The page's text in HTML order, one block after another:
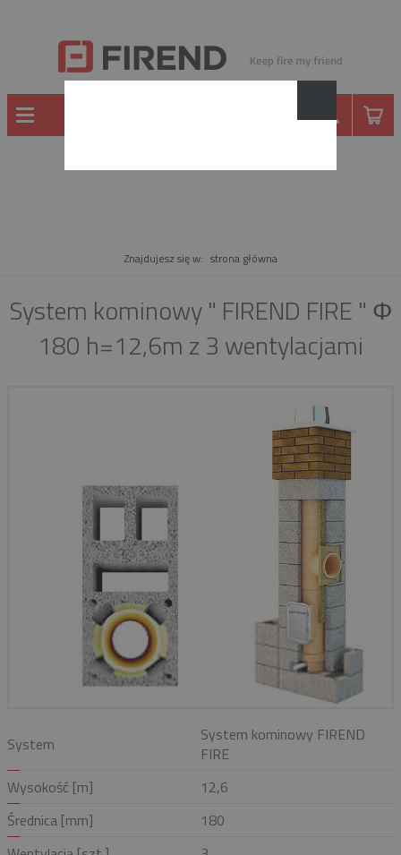
Znajdujesz się w: strona główna
System kominowy " FIREND FIRE " Φ
180 h=12,6m z 3 wentylacjami
System
System kominowy FIREND
FIRE
Wysokość [m]
12,6
Średnica [mm]
180